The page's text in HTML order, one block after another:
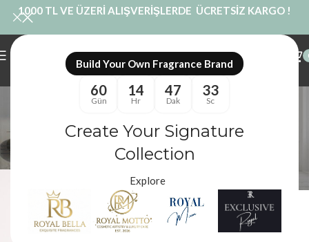
Build Your Own Fragrance Brand
60
Gün
14
Hr
47
Dak
33
Sc
Create Your Signature
Collection
Explore
1000 TL VE ÜZERİ ALIŞVERİŞLERDE ÜCRETSİZ KARGO !
sedir ağaçlı parfüm
Royal Mum
Ürünler “sedir ağaçlı parfüm” olarak etiketlendi